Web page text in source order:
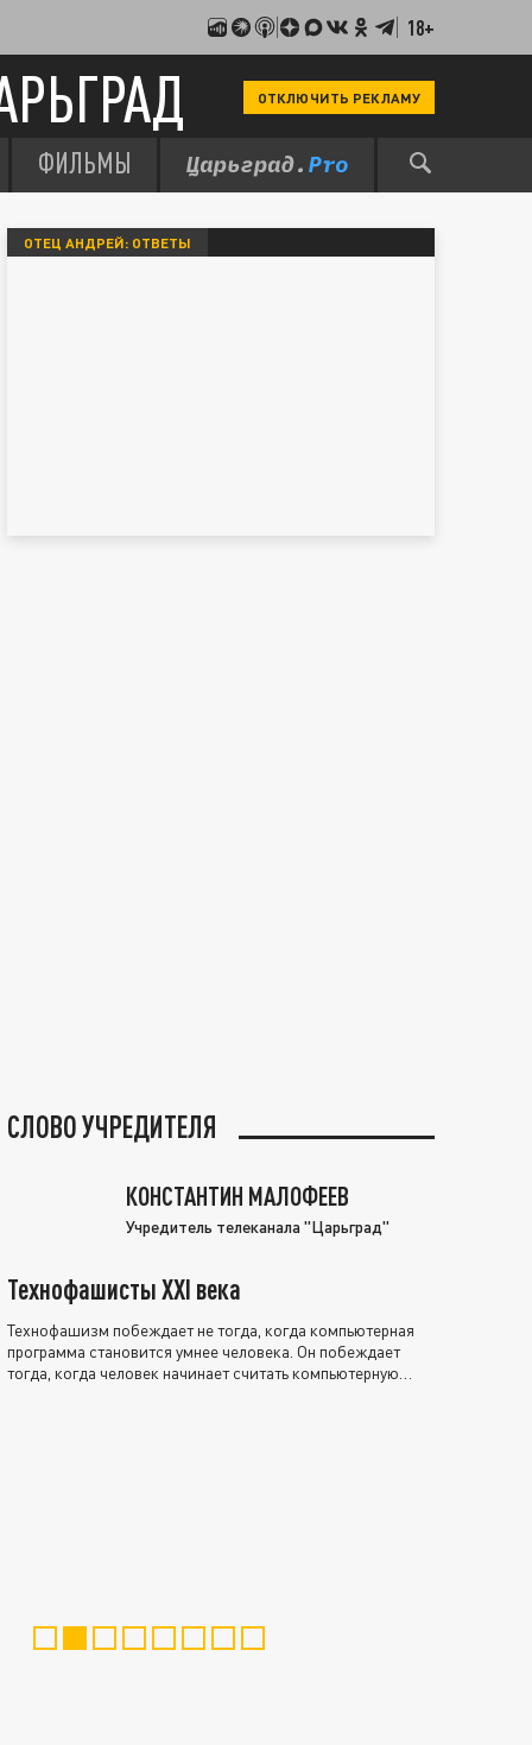
18+
ОТКЛЮЧИТЬ РЕКЛАМУ
ФИЛЬМЫ
ОТЕЦ АНДРЕЙ: ОТВЕТЫ
СЛОВО УЧРЕДИТЕЛЯ
КОНСТАНТИН МАЛОФЕЕВ
Учредитель телеканала "Царьград"
Технофашисты XXI века
Технофашизм побеждает не тогда, когда компьютерная
программа становится умнее человека. Он побеждает
тогда, когда человек начинает считать компьютерную